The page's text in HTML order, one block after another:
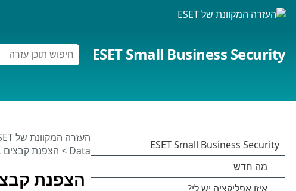
ESET Small Business Security
הצפנת
העזרה המקוונת של ESET
Data > הצפנת קבצים